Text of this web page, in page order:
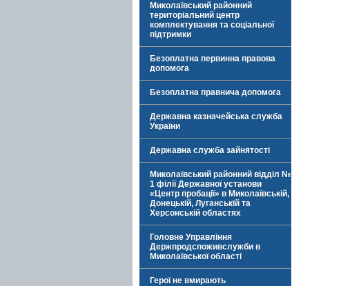
Миколаївський районний
територіальний центр
комплектування та соціальної
підтримки
Безоплатна первинна правова
допомога
Безоплатна правнича допомога
Державна казначейська служба
України
Державна служба зайнятості
Миколаївський районний відділ №
1 філії Державної установи
«Центр пробації» в Миколаївській,
Донецькій, Луганській та
Херсонській областях
Головне Управління
Держпродспоживслужби в
Миколаївської області
Герої не вмирають